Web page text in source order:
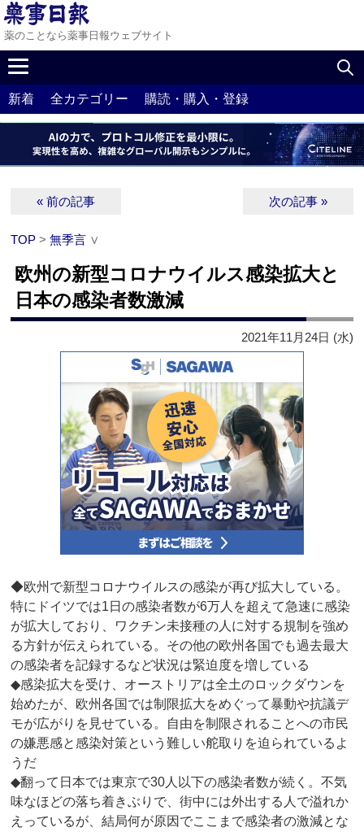
薬のことなら薬事日報ウェブサイト
新着 全カテゴリー 購読・購入・登録
« 前の記事 次の記事 »
TOP >無季言 ∨
欧州の新型コロナウイルス感染拡大と
日本の感染者数激減
2021年11月24日 (水)
◆欧州で新型コロナウイルスの感染が再び拡大している。
特にドイツでは1日の感染者数が6万人を超えて急速に感染
が拡大しており、ワクチン未接種の人に対する規制を強め
る方針が伝えられている。その他の欧州各国でも過去最大
の感染者を記録するなど状況は緊迫度を増している
◆感染拡大を受け、オーストリアは全土のロックダウンを
始めたが、欧州各国では制限拡大をめぐって暴動や抗議デ
モが広がりを見せている。自由を制限されることへの市民
の嫌悪感と感染対策という難しい舵取りを迫られているよ
うだ
◆翻って日本では東京で30人以下の感染者数が続く。不気
味なほどの落ち着きぶりで、街中には外出する人で溢れか
えっているが、結局何が原因でここまで感染者の激減とな